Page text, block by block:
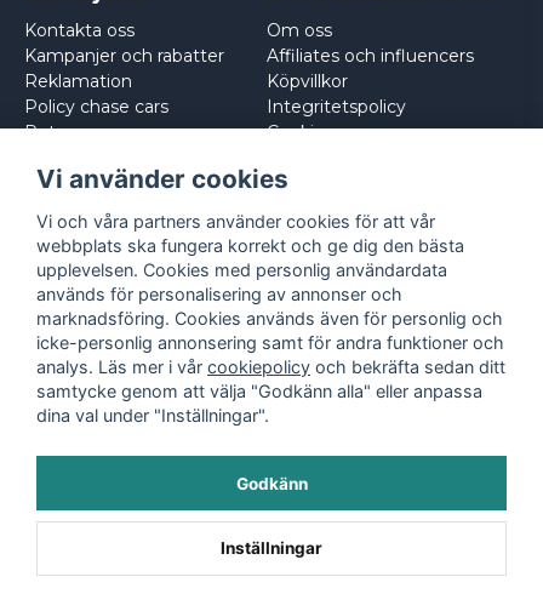
Kontakta oss
Kampanjer och rabatter
Reklamation
Policy chase cars
Returnera
Om oss
Affiliates och influencers
Köpvillkor
Integritetspolicy
Cookies
Vi använder cookies
Vi och våra partners använder cookies för att vår
webbplats ska fungera korrekt och ge dig den bästa
upplevelsen. Cookies med personlig användardata
används för personalisering av annonser och
marknadsföring. Cookies används även för personlig och
icke-personlig annonsering samt för andra funktioner och
analys. Läs mer i vår cookiepolicy och bekräfta sedan ditt
samtycke genom att välja "Godkänn alla" eller anpassa
dina val under "Inställningar".
Godkänn
Inställningar